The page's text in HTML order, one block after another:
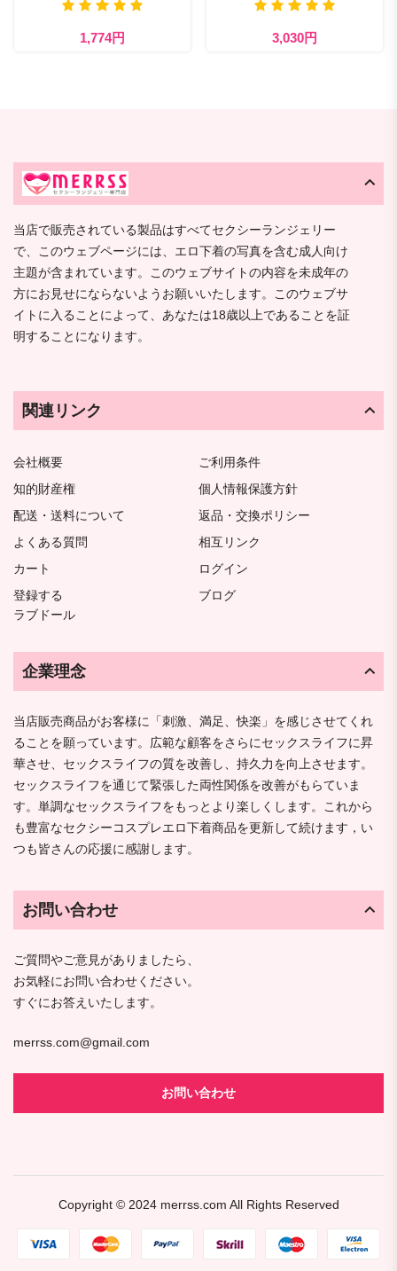
1,774円 3,030円
当店で販売されている製品はすべてセクシーランジェリー
で、このウェブページには、エロ下着の写真を含む成人向け
主題が含まれています。このウェブサイトの内容を未成年の
方にお見せにならないようお願いいたします。このウェブサ
イトに入ることによって、あなたは18歳以上であることを証
明することになります。
関連リンク
会社概要
ご利用条件
知的財産権
個人情報保護方針
配送・送料について
返品・交換ポリシー
よくある質問
相互リンク
カート
ログイン
登録する
ブログ
ラブドール
企業理念
当店販売商品がお客様に「刺激、満足、快楽」を感じさせてくれ
ることを願っています。広範な顧客をさらにセックスライフに昇
華させ、セックスライフの質を改善し、持久力を向上させます。
セックスライフを通じて緊張した両性関係を改善がもらていま
す。単調なセックスライフをもっとより楽しくします。これから
も豊富なセクシーコスプレエロ下着商品を更新して続けます，い
つも皆さんの応援に感謝します。
お問い合わせ
ご質問やご意見がありましたら、
お気軽にお問い合わせください。
すぐにお答えいたします。
merrss.com@gmail.com
お問い合わせ
Copyright © 2024 merrss.com All Rights Reserved